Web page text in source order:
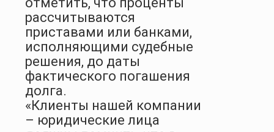
рассчитываются
приставами или банками,
исполняющими судебные
решения, до даты
фактического погашения
долга.
«Клиенты нашей компании
– юридические лица